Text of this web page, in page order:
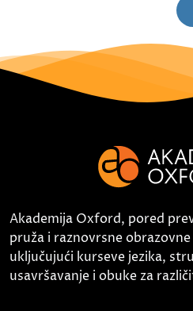
Akademija Oxford, pored
pruža i raznovrsne
uključujući kurseve jezika,
usavršavanje i obuke za